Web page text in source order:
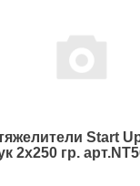
Start
2х250 гр.